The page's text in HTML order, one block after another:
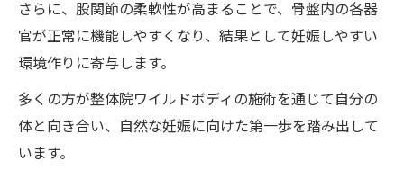
徳島県の整体院ワイルドボディの施術で子宮の
冷えを撃退し健康的な妊娠を実現
ドボディの施術
さらに、股関節の柔軟性が高まることで、骨盤内の各器
官が正常に機能しやすくなり、結果として妊娠しやすい
環境作りに寄与します。
多くの方が整体院ワイルドボディの施術を通じて自分の
体と向き合い、自然な妊娠に向けた第一歩を踏み出して
います。